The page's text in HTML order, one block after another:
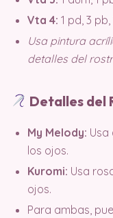
Vta 4: 1 pd, 3
Usa pintura
detalles del
Detalles del
My Melody:
los ojos.
Kuromi: Usa
ojos.
Para ambas,